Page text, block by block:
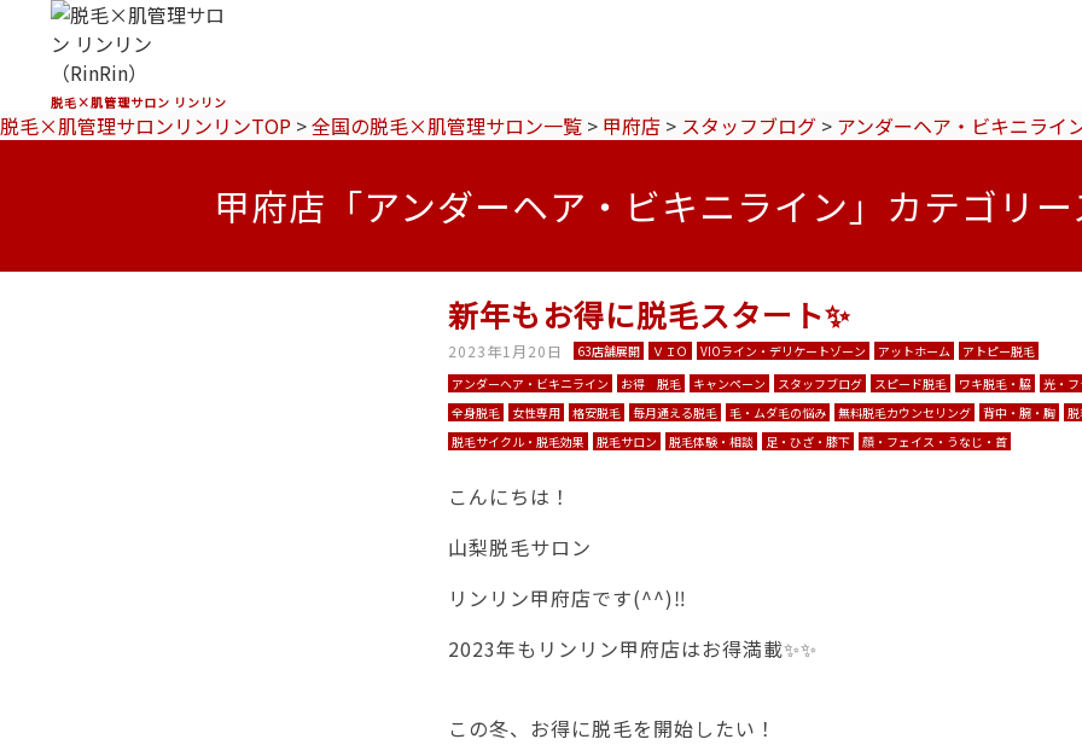
脱毛×肌管理サロン リンリン
脱毛×肌管理サロンリンリンTOP >全国の脱毛×肌管理サロン一覧 > 甲府店 > スタッフブログ > アンダーヘア・ビキニライ
甲府店「アンダーヘア・ビキニライン」カテゴリ
新年もお得に脱毛スタート✨
2023年1月20日 63店舗展開 ＶＩＯ VIOライン・デリケートゾーン アットホーム
アトピー脱毛
アンダーヘア・ビキニライン
お得 脱毛 キャンペーン スタッフブログ スピード脱毛 ワキ脱毛・脇
光・
全身脱毛
女性専用 格安脱毛 毎月通える脱毛 毛・ムダ毛の悩み 無料脱毛カウンセリング 背中・腕・胸
脱毛サイクル・脱毛効果
脱毛サロン 脱毛体験・相談 足・ひざ・膝下 顔・フェイス・うなじ・首
こんにちは！
山梨脱毛サロン
リンリン甲府店です(^^)‼
2023年もリンリン甲府店はお得満載✨✨
この冬、お得に脱毛を開始したい！